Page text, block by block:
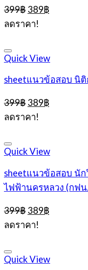
399฿ Original
price
was:
389฿Current
ลดราคา!
Quick View
sheetแนวข้อสอบ นิ
399฿ Original
price
was:
389฿Current
ลดราคา!
Quick View
sheetแนวข้อสอบ นัก
ไฟฟ้านครหลวง (กฟน
399฿ Original
price
was:
389฿Current
ลดราคา!
Quick View